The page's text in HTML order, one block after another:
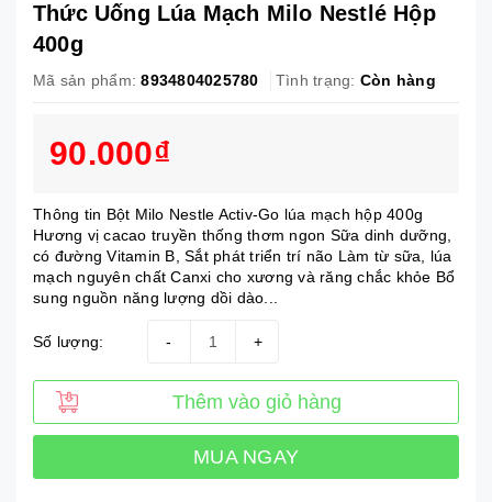
Thức Uống Lúa Mạch Milo Nestlé Hộp
400g
Mã sản phẩm: 8934804025780 Tình trạng: Còn hàng
90.000₫
Thông tin Bột Milo Nestle Activ-Go lúa mạch hộp 400g
Hương vị cacao truyền thống thơm ngon Sữa dinh dưỡng,
có đường Vitamin B, Sắt phát triển trí não Làm từ sữa, lúa
mạch nguyên chất Canxi cho xương và răng chắc khỏe Bổ
sung nguồn năng lượng dồi dào...
Số lượng: +
-
Thêm vào giỏ hàng
MUA NGAY